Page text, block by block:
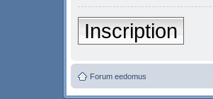
Inscription
Forum eedomus